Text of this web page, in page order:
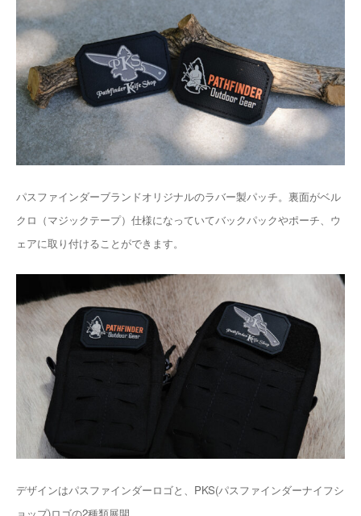
パスファインダーブランドオリジナルのラバー製パッチ。裏面がベル
クロ（マジックテープ）仕様になっていてバックパックやポーチ、ウ
ェアに取り付けることができます。
デザインはパスファインダーロゴと、PKS(パスファインダーナイフシ